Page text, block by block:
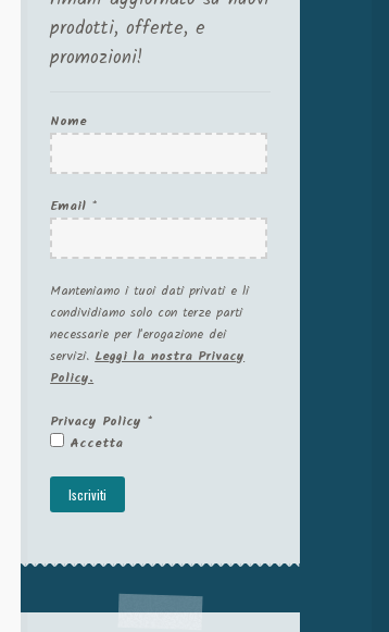
prodotti, offerte, e
promozioni!
Nome
Email *
Manteniamo i tuoi dati privati e li
condividiamo solo con terze parti
necessarie per l'erogazione dei
servizi. Leggi la nostra Privacy
Policy.
Privacy Policy *
Accetta